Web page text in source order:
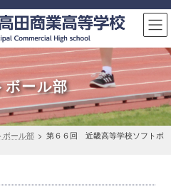
ボール部
ボール部 > 第６６回 近畿高等学校ソフトボ